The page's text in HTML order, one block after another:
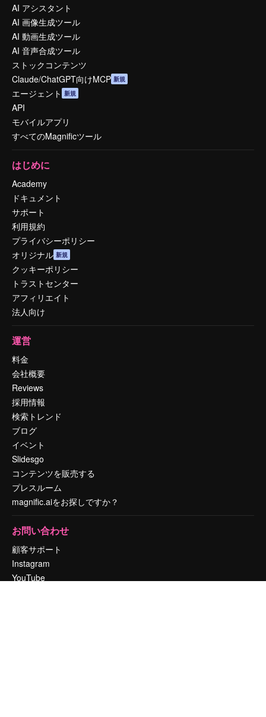
AI アシスタント
AI 画像生成ツール
AI 動画生成ツール
AI 音声合成ツール
ストックコンテンツ
Claude/ChatGPT向けMCP 新規
エージェント 新規
API
モバイルアプリ
すべてのMagnificツール
はじめに
Academy
ドキュメント
サポート
利用規約
プライバシーポリシー
オリジナル 新規
クッキーポリシー
トラストセンター
アフィリエイト
法人向け
運営
料金
会社概要
Reviews
採用情報
検索トレンド
ブログ
イベント
Slidesgo
コンテンツを販売する
プレスルーム
magnific.aiをお探しですか？
お問い合わせ
顧客サポート
Instagram
YouTube